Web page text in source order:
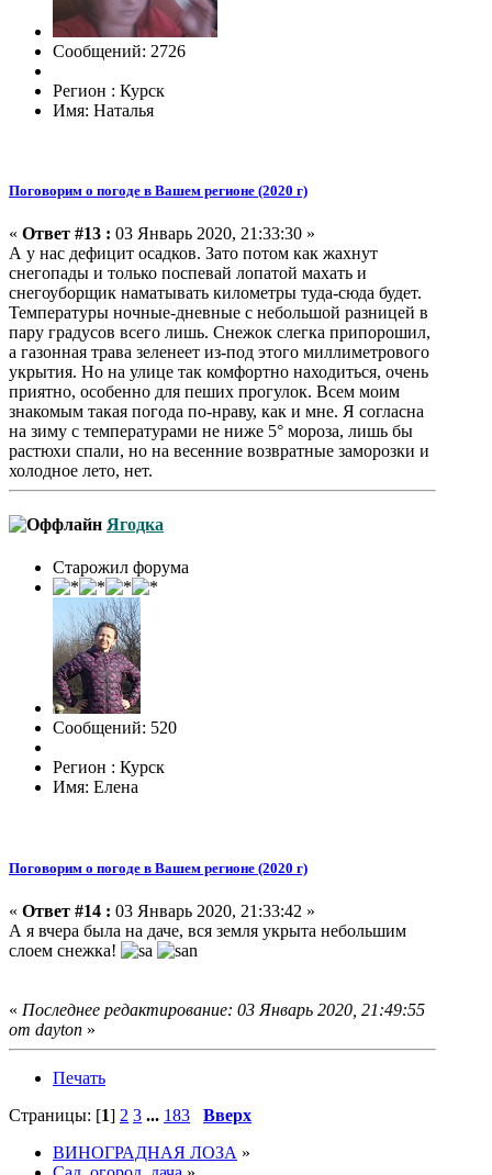
Сообщений: 2726
Регион : Курск
Имя: Наталья
Поговорим о погоде в Вашем регионе (2020 г)
« Ответ #13 : 03 Январь 2020, 21:33:30 »
А у нас дефицит осадков. Зато потом как жахнут
снегопады и только поспевай лопатой махать и
снегоуборщик наматывать километры туда-сюда будет.
Температуры ночные-дневные с небольшой разницей в
пару градусов всего лишь. Снежок слегка припорошил,
а газонная трава зеленеет из-под этого миллиметрового
укрытия. Но на улице так комфортно находиться, очень
приятно, особенно для пеших прогулок. Всем моим
знакомым такая погода по-нраву, как и мне. Я согласна
на зиму с температурами не ниже 5° мороза, лишь бы
растюхи спали, но на весенние возвратные заморозки и
холодное лето, нет.
Ягодка
Старожил форума
Сообщений: 520
Регион : Курск
Имя: Елена
Поговорим о погоде в Вашем регионе (2020 г)
« Ответ #14 : 03 Январь 2020, 21:33:42 »
А я вчера была на даче, вся земля укрыта небольшим
слоем снежка!
« Последнее редактирование: 03 Январь 2020, 21:49:55
от dayton »
Печать
Страницы: [1] 2 3 ... 183
Вверх
ВИНОГРАДНАЯ ЛОЗА »